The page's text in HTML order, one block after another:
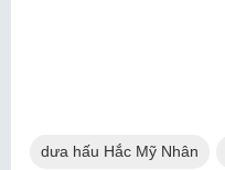
dưa hấu Hắc Mỹ Nhân